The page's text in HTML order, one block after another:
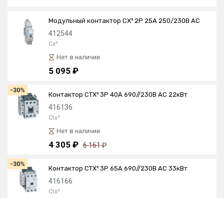
Модульный контактор CX³ 2P 25А 250/230В AC
412544
Cx³
Нет в наличии
5 095 ₽
-30%
Контактор CTX³ 3P 40А 690//230В AC 22кВт
416136
Ctx³
Нет в наличии
4 305 ₽ 6 161 ₽
-30%
Контактор CTX³ 3P 65А 690//230В AC 33кВт
416166
Ctx³